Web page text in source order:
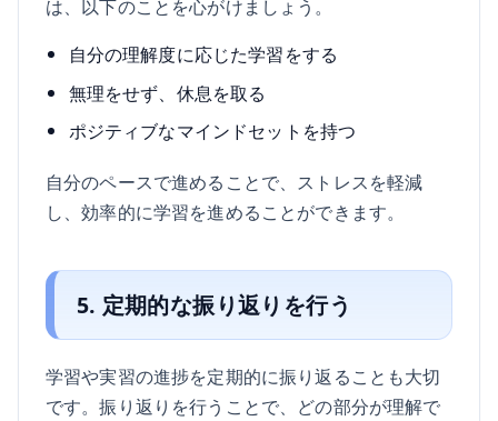
は、以下のことを心がけましょう。
自分の理解度に応じた学習をする
無理をせず、休息を取る
ポジティブなマインドセットを持つ
自分のペースで進めることで、ストレスを軽減
し、効率的に学習を進めることができます。
5. 定期的な振り返りを行う
学習や実習の進捗を定期的に振り返ることも大切
です。振り返りを行うことで、どの部分が理解で